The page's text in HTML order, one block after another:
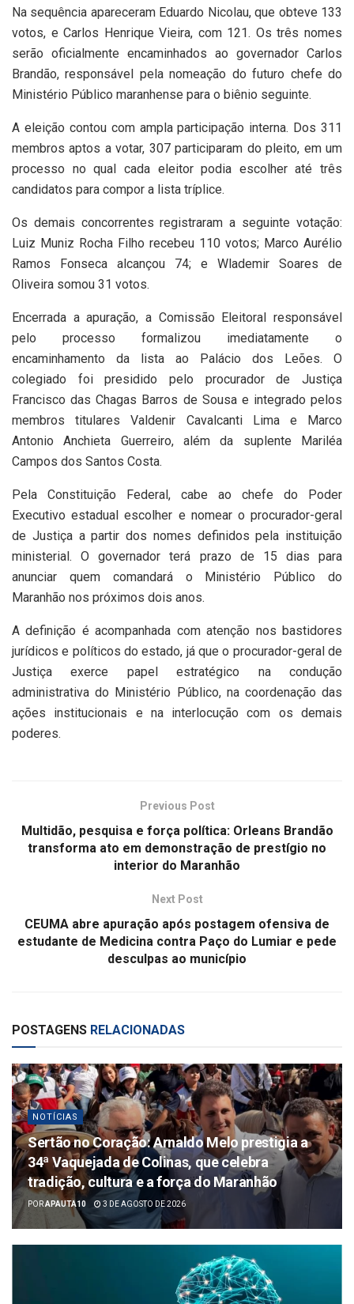
Na sequência apareceram Eduardo Nicolau, que obteve 133
votos, e Carlos Henrique Vieira, com 121. Os três nomes
serão oficialmente encaminhados ao governador Carlos
Brandão, responsável pela nomeação do futuro chefe do
Ministério Público maranhense para o biênio seguinte.
A eleição contou com ampla participação interna. Dos 311
membros aptos a votar, 307 participaram do pleito, em um
processo no qual cada eleitor podia escolher até três
candidatos para compor a lista tríplice.
Os demais concorrentes registraram a seguinte votação:
Luiz Muniz Rocha Filho recebeu 110 votos; Marco Aurélio
Ramos Fonseca alcançou 74; e Wlademir Soares de
Oliveira somou 31 votos.
Encerrada a apuração, a Comissão Eleitoral responsável
pelo processo formalizou imediatamente o
encaminhamento da lista ao Palácio dos Leões. O
colegiado foi presidido pelo procurador de Justiça
Francisco das Chagas Barros de Sousa e integrado pelos
membros titulares Valdenir Cavalcanti Lima e Marco
Antonio Anchieta Guerreiro, além da suplente Mariléa
Campos dos Santos Costa.
Pela Constituição Federal, cabe ao chefe do Poder
Executivo estadual escolher e nomear o procurador-geral
de Justiça a partir dos nomes definidos pela instituição
ministerial. O governador terá prazo de 15 dias para
anunciar quem comandará o Ministério Público do
Maranhão nos próximos dois anos.
A definição é acompanhada com atenção nos bastidores
jurídicos e políticos do estado, já que o procurador-geral de
Justiça exerce papel estratégico na condução
administrativa do Ministério Público, na coordenação das
ações institucionais e na interlocução com os demais
poderes.
Previous Post
Multidão, pesquisa e força política: Orleans Brandão
transforma ato em demonstração de prestígio no
interior do Maranhão
Next Post
CEUMA abre apuração após postagem ofensiva de
estudante de Medicina contra Paço do Lumiar e pede
desculpas ao município
POSTAGENS RELACIONADAS
NOTÍCIAS
Sertão no Coração: Arnaldo Melo prestigia a
34ª Vaquejada de Colinas, que celebra
tradição, cultura e a força do Maranhão
PORAPAUTA10 3 DE AGOSTO DE 2026